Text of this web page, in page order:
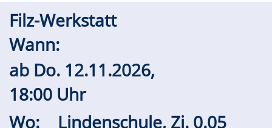
Filz-Werkstatt
Wann:
ab Do. 12.11.2026,
18:00 Uhr
Wo:
Lindenschule, Zi. 0.05